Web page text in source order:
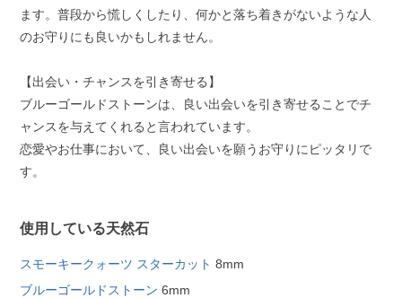
ます。普段から慌しくしたり、何かと落ち着きがないような人
のお守りにも良いかもしれません。
【出会い・チャンスを引き寄せる】
ブルーゴールドストーンは、良い出会いを引き寄せることでチ
ャンスを与えてくれると言われています。
恋愛やお仕事において、良い出会いを願うお守りにピッタリで
す。
使用している天然石
スモーキークォーツ スターカット 8mm
ブルーゴールドストーン 6mm